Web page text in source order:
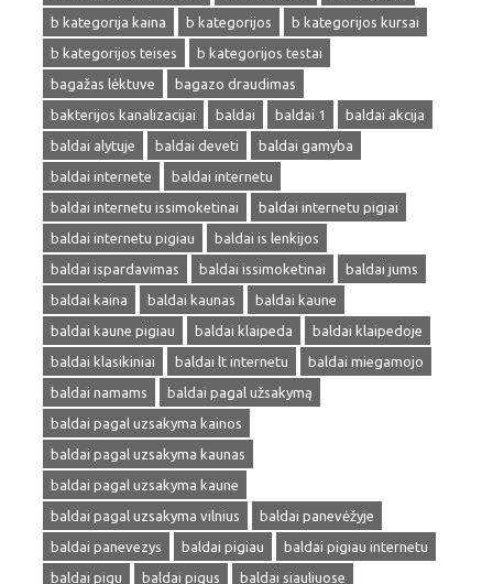
b kategorija kaina
b kategorijos
b kategorijos kursai
b kategorijos teises
b kategorijos testai
bagažas lėktuve
bagazo draudimas
bakterijos kanalizacijai
baldai baldai 1
baldai akcija
baldai alytuje
baldai deveti
baldai gamyba
baldai internete
baldai internetu
baldai internetu issimoketinai
baldai internetu pigiai
baldai internetu pigiau
baldai is lenkijos
baldai ispardavimas
baldai issimoketinai
baldai jums
baldai kaina
baldai kaunas
baldai kaune
baldai kaune pigiau
baldai klaipeda
baldai klaipedoje
baldai klasikiniai
baldai lt internetu
baldai miegamojo
baldai namams
baldai pagal užsakymą
baldai pagal uzsakyma kainos
baldai pagal uzsakyma kaunas
baldai pagal uzsakyma kaune
baldai pagal uzsakyma vilnius
baldai panevėžyje
baldai panevezys
baldai pigiau
baldai pigiau internetu
baldai pigu
baldai pigus baldai siauliuose